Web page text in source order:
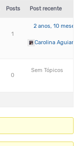
Posts Post recente
1
2 anos, 10 meses
Carolina Aguiar
0
Sem Tópicos